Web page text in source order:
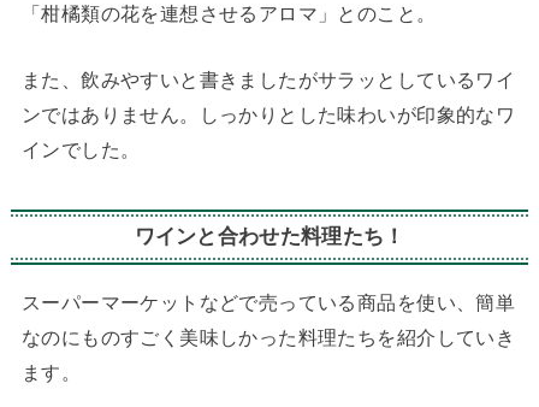
「柑橘類の花を連想させるアロマ」とのこと。
また、飲みやすいと書きましたがサラッとしているワイ
ンではありません。しっかりとした味わいが印象的なワ
インでした。
ワインと合わせた料理たち！
スーパーマーケットなどで売っている商品を使い、簡単
なのにものすごく美味しかった料理たちを紹介していき
ます。